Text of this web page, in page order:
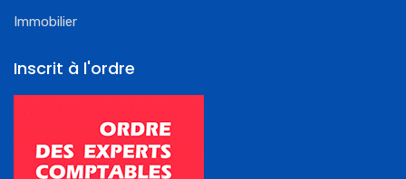
Immobilier
Inscrit à l'ordre